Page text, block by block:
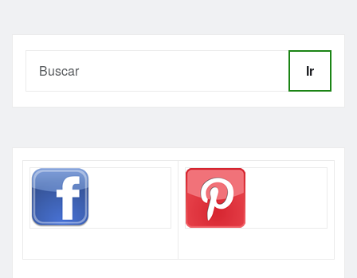
Ir